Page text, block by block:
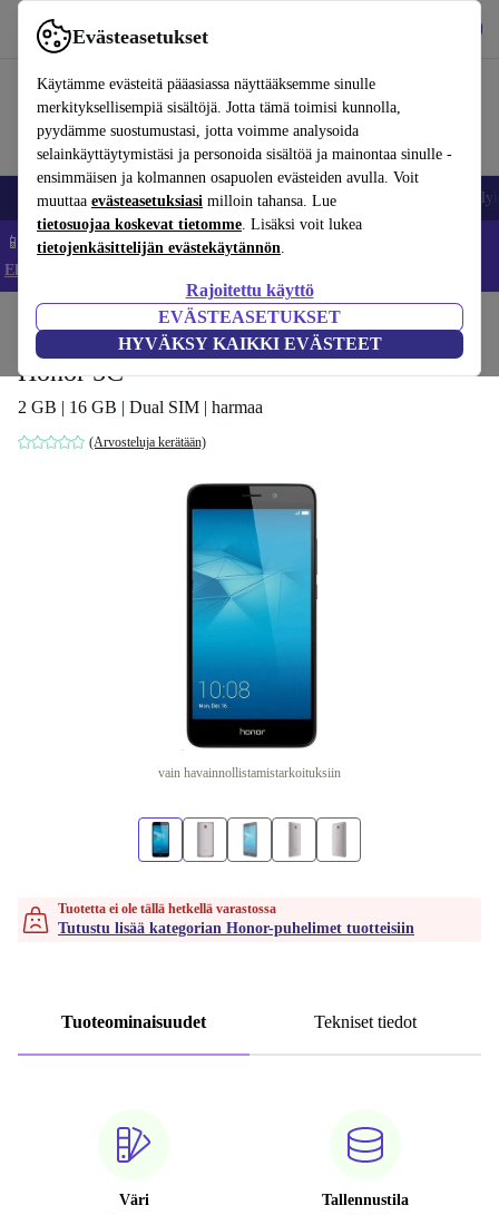
Evästeasetukset
Käytämme evästeitä pääasiassa näyttääksemme sinulle
merkityksellisempiä sisältöjä. Jotta tämä toimisi kunnolla,
pyydämme suostumustasi, jotta voimme analysoida
selainkäyttäytymistäsi ja personoida sisältöä ja mainontaa sinulle -
ensimmäisen ja kolmannen osapuolen evästeiden avulla. Voit
muuttaa evästeasetuksiasi milloin tahansa. Lue
tietosuojaa koskevat tietomme. Lisäksi voit lukea
tietojenkäsittelijän evästekäytännön.
Rajoitettu käyttö
EVÄSTEASETUKSET
HYVÄKSY KAIKKI EVÄSTEET
Käytä refurbed-palvelua nopeasti ja helposti
Matkapuhelimet ja älypuhelimet Kannettavat tietokoneet
📱 Säästä 5 % LISÄÄ iPhoneista – Koodi: IPHONEDEAL –
Ehdot ja säännöt
Matkapuhelimet ja älypuhelimet Honor-puhelimet
Honor 5C
2 GB | 16 GB | Dual SIM | harmaa
(Arvosteluja kerätään)
vain havainnollistamistarkoituksiin
Tuotetta ei ole tällä hetkellä varastossa
Tutustu lisää kategorian Honor-puhelimet tuotteisiin
Tuoteominaisuudet Tekniset tiedot
Väri
Tallennustila